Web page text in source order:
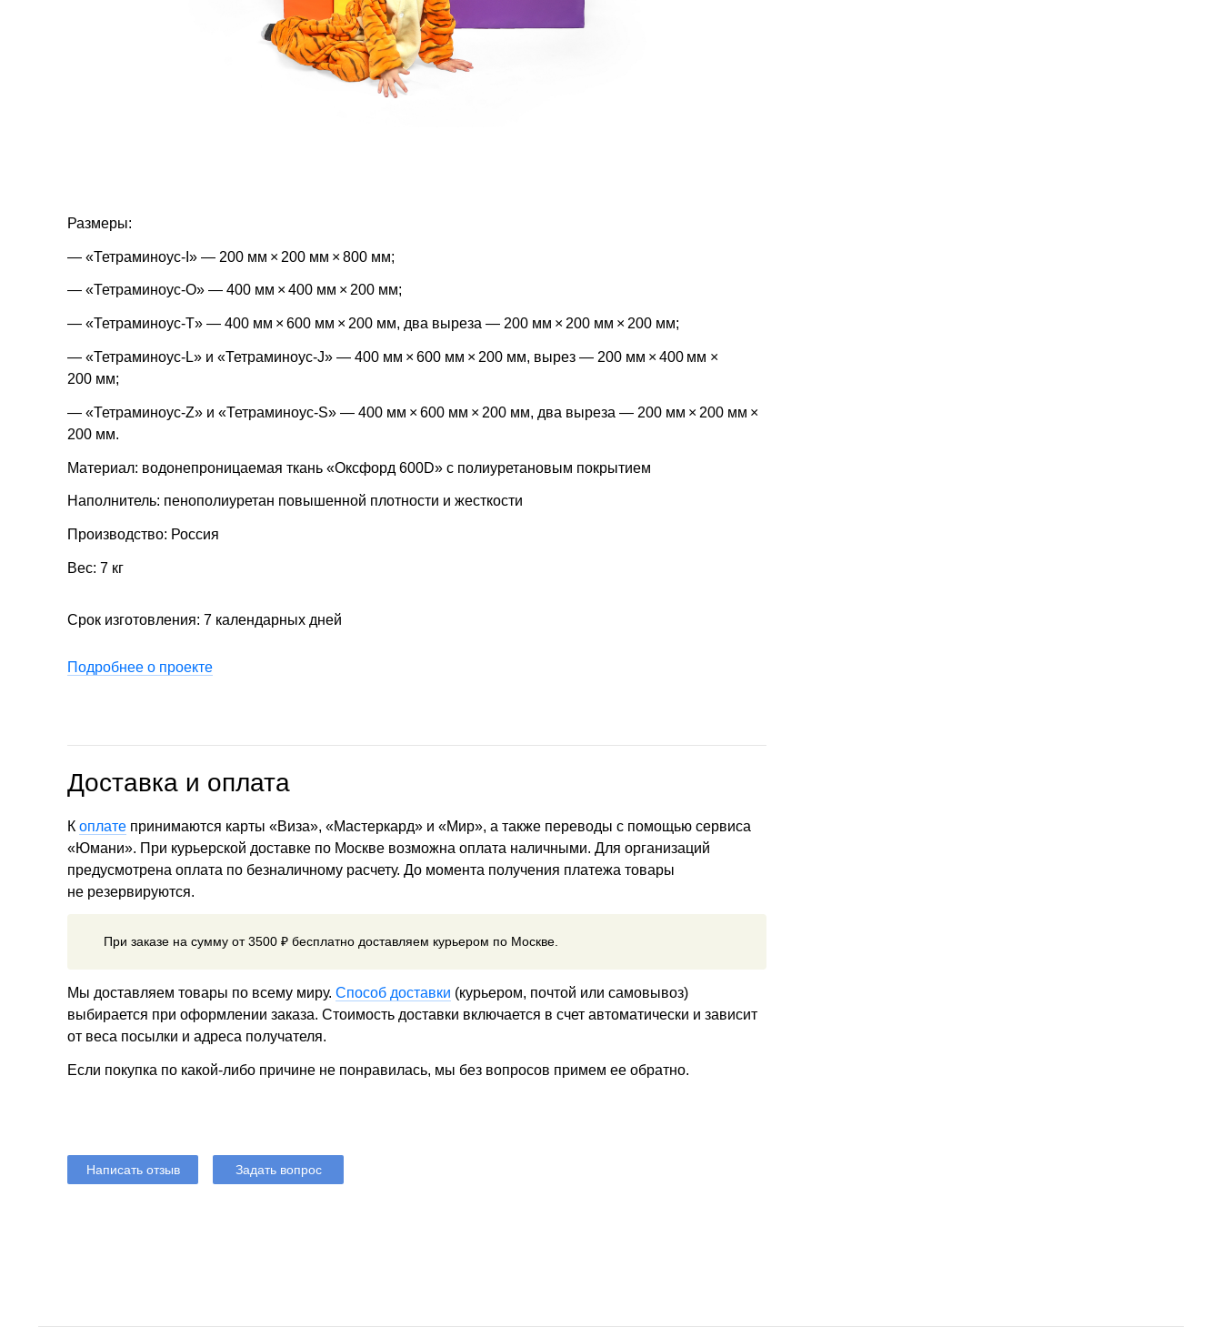
Размеры:
— «Тетраминоус-I» — 200 мм × 200 мм × 800 мм;
— «Тетраминоус-O» — 400 мм × 400 мм × 200 мм;
— «Тетраминоус-T» — 400 мм × 600 мм × 200 мм, два выреза — 200 мм × 200 мм × 200 мм;
— «Тетраминоус-L» и «Тетраминоус-J» — 400 мм × 600 мм × 200 мм, вырез — 200 мм × 400 мм ×
200 мм;
— «Тетраминоус-Z» и «Тетраминоус-S» — 400 мм × 600 мм × 200 мм, два выреза — 200 мм × 200 мм ×
200 мм.
Материал: водонепроницаемая ткань «Оксфорд 600D» c полиуретановым покрытием
Наполнитель: пенополиуретан повышенной плотности и жесткости
Производство: Россия
Вес: 7 кг
Срок изготовления: 7 календарных дней
Подробнее о проекте
Доставка и оплата
К оплате принимаются карты «Виза», «Мастеркард» и «Мир», а также переводы с помощью сервиса
«Юмани». При курьерской доставке по Москве возможна оплата наличными. Для организаций
предусмотрена оплата по безналичному расчету. До момента получения платежа товары
не резервируются.
При заказе на сумму от 3500 ₽ бесплатно доставляем курьером по Москве.
Мы доставляем товары по всему миру. Способ доставки (курьером, почтой или самовывоз)
выбирается при оформлении заказа. Стоимость доставки включается в счет автоматически и зависит
от веса посылки и адреса получателя.
Если покупка по какой-либо причине не понравилась, мы без вопросов примем ее обратно.
Написать отзыв Задать вопрос